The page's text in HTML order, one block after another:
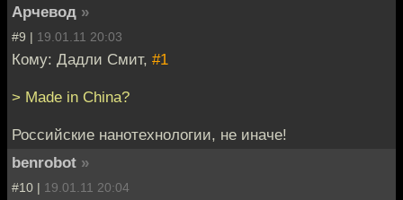
Арчевод »
#9 | 19.01.11 20:03
Кому: Дадли Смит, #1
> Made in China?
Российские нанотехнологии, не иначе!
benrobot »
#10 | 19.01.11 20:04